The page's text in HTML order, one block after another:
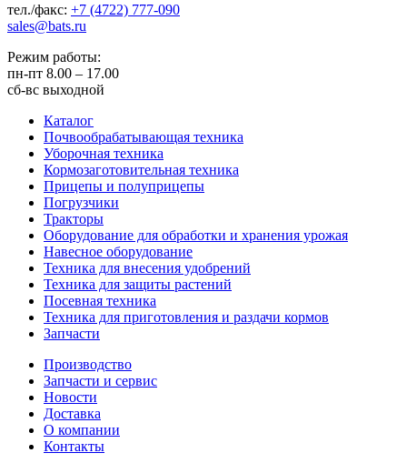
тел./факс: +7 (4722) 777-090
sales@bats.ru
Режим работы:
пн-пт 8.00 – 17.00
сб-вс выходной
Каталог
Почвообрабатывающая техника
Уборочная техника
Кормозаготовительная техника
Прицепы и полуприцепы
Погрузчики
Тракторы
Оборудование для обработки и хранения урожая
Навесное оборудование
Техника для внесения удобрений
Техника для защиты растений
Посевная техника
Техника для приготовления и раздачи кормов
Запчасти
Производство
Запчасти и сервис
Новости
Доставка
О компании
Контакты